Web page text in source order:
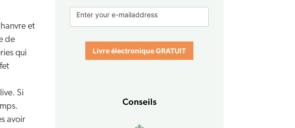
et
de
qui
Si
avoir
book
form
Enter your e-mailaddress
Livre électronique GRATUIT
Conseils